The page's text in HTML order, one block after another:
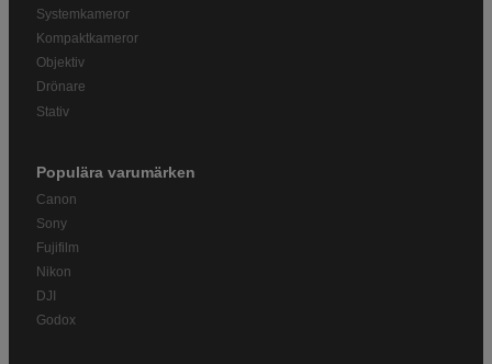
Systemkameror
Kompaktkameror
Objektiv
Drönare
Stativ
Populära varumärken
Canon
Sony
Fujifilm
Nikon
DJI
Godox